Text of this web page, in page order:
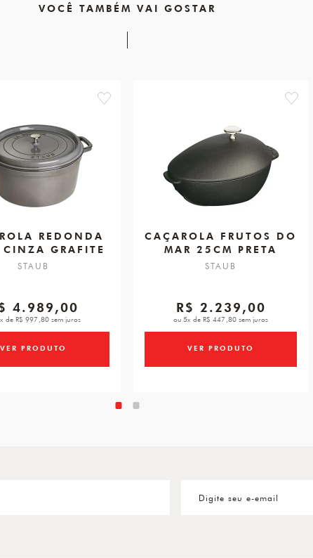
VOCÊ TAMBÉM VAI GOSTAR
favorite
REDONDA
GRAFITE
STAUB
4.989,00
de R$ 997,80 sem juros
VER PRODUTO
favorite
CAÇAROLA FRUTOS DO
MAR 25CM PRETA
STAUB
R$ 2.239,00
ou 5x de R$ 447,80 sem juros
VER PRODUTO